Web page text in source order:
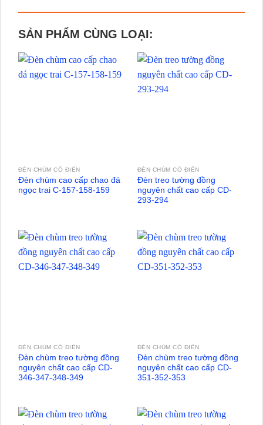
SẢN PHẨM CÙNG LOẠI:
ĐÈN CHÙM CỔ ĐIỂN
Đèn chùm cao cấp chao đá
ngọc trai C-157-158-159
ĐÈN CHÙM CỔ ĐIỂN
Đèn treo tường đồng
nguyên chất cao cấp CD-
293-294
ĐÈN CHÙM CỔ ĐIỂN
Đèn chùm treo tường đồng
nguyên chất cao cấp CD-
346-347-348-349
ĐÈN CHÙM CỔ ĐIỂN
Đèn chùm treo tường đồng
nguyên chất cao cấp CD-
351-352-353